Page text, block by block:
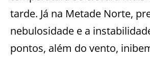
tarde. Já na Metade Norte,
nebulosidade e a
pontos, além do vento,